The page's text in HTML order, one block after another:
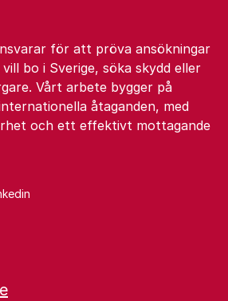
för att pröva ansökningar
bo i Sverige, söka skydd eller
Vårt arbete bygger på
åtaganden, med
och ett effektivt mottagande